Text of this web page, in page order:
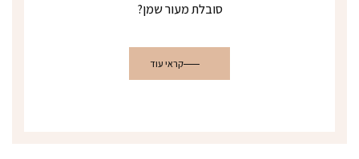
סובלת מעור שמן?
קראי עוד